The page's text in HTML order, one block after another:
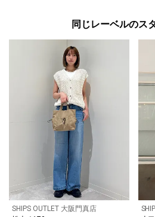
同じレーベルのス
SHIPS OUTLET 大阪門真店